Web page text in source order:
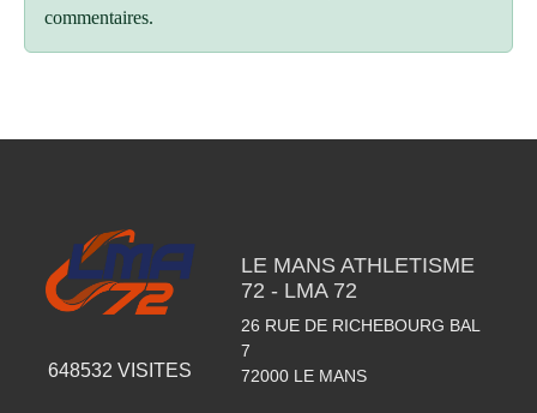
commentaires.
648532 VISITES
LE MANS ATHLETISME
72 - LMA 72
26 RUE DE RICHEBOURG BAL
7
72000 LE MANS